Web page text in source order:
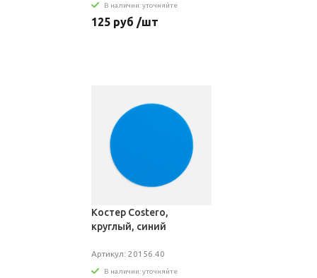
В наличии: уточняйте
125 руб /шт
Костер Costero,
круглый, синий
Артикул: 20156.40
В наличии: уточняйте